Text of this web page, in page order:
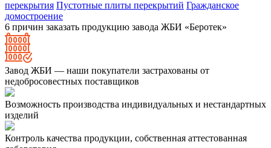
перекрытия Пустотные плиты перекрытий Гражданское
домостроение
6 причин заказать продукцию завода ЖБИ «Беротек»
Завод ЖБИ — наши покупатели застрахованы от
недобросовестных поставщиков
Возможность производства индивидуальных и нестандартных
изделий
Контроль качества продукции, собственная аттестованная